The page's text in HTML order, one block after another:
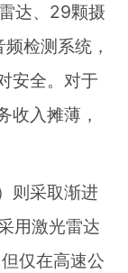
达、29颗摄
检测系统，
安全。对于
收入摊薄，
则采取渐进
用激光雷达
仅在高速公